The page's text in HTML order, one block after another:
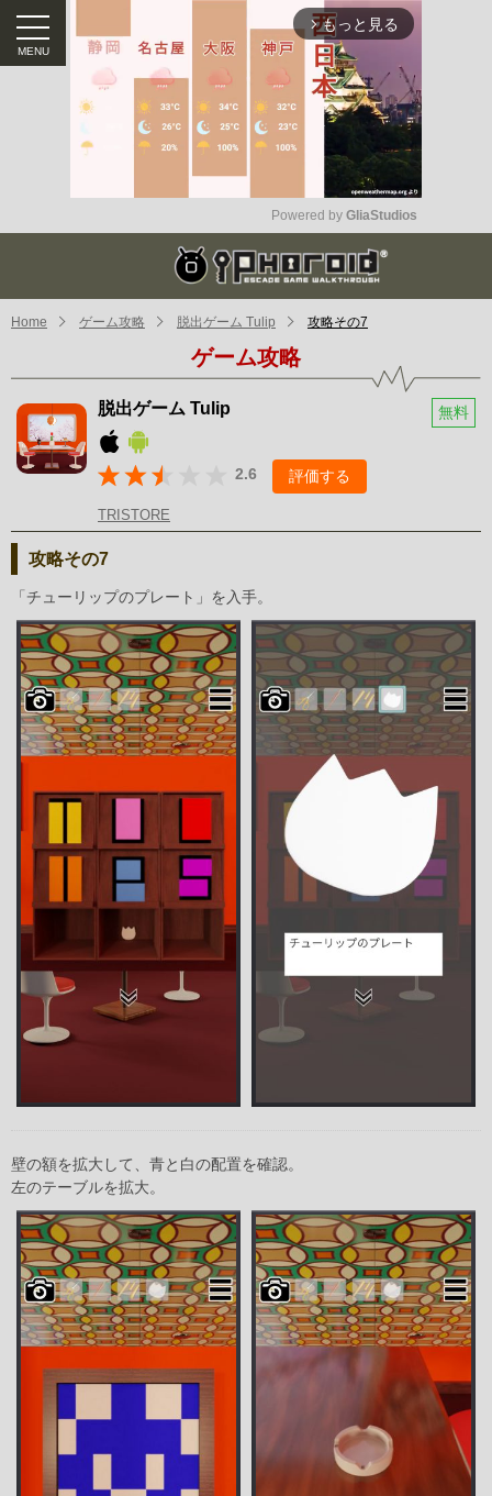
arrow_forward_ios もっと見る
Mute
Powered by GliaStudios
Home ゲーム攻略 脱出ゲーム Tulip 攻略その7
ゲーム攻略
脱出ゲーム Tulip 無料
2.6 評価する
TRISTORE
攻略その7
「チューリップのプレート」を入手。
壁の額を拡大して、青と白の配置を確認。
左のテーブルを拡大。